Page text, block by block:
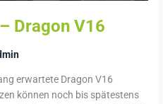
Dragon V16
erwartete Dragon V16
können noch bis spätestens